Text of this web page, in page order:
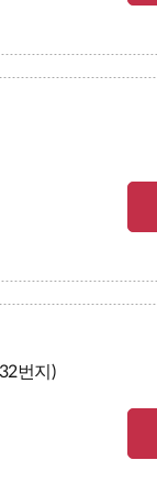
번지)